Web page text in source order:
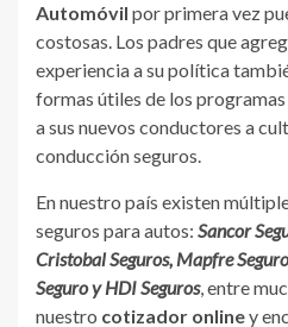
Automóvil por primera vez
costosas. Los padres que
experiencia a su política
formas útiles de los
a sus nuevos conductores a
conducción seguros.
En nuestro país existen
seguros para autos: Sancor
Cristobal Seguros, Mapfre
Seguro y HDI Seguros, entre
nuestro cotizador onliney